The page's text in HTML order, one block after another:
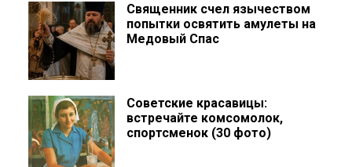
Священник счел язычеством
попытки освятить амулеты на
Медовый Спас
Советские красавицы:
встречайте комсомолок,
спортсменок (30 фото)